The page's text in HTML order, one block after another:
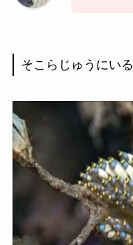
そこらじゅうにいる